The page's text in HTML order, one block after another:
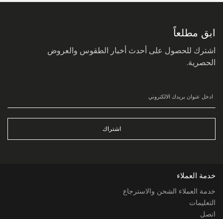
ابق مطلعاً
اشترك للحصول على أحدث أخبار الطقوس والعروض
الحصرية.
اشتراك
خدمة العملاء
خدمة العملاء الشحن والاسترجاع
التعليمات
اتصل